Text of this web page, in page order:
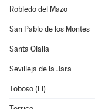
Robledo del Mazo
San Pablo de los Montes
Santa Olalla
Sevilleja de la Jara
Toboso (El)